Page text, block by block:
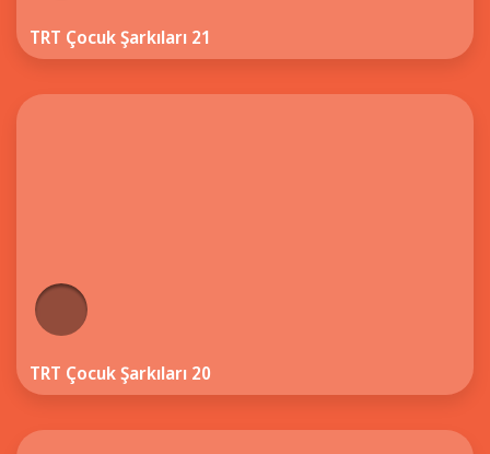
TRT Çocuk Şarkıları 21
TRT Çocuk Şarkıları 20